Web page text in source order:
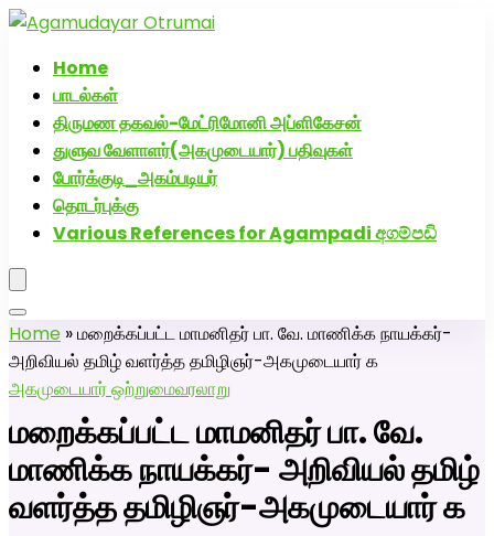
Home
பாடல்கள்
திருமண தகவல்-மேட்ரிமோனி அப்ளிகேசன்
துளுவ வேளாளர்(அகமுடையார்) பதிவுகள்
போர்க்குடி_அகம்படியர்
தொடர்புக்கு
Various References for Agampadi අගම්පඩි
Home »மறைக்கப்பட்ட மாமனிதர் பா. வே. மாணிக்க நாயக்கர்-
அறிவியல் தமிழ் வளர்த்த தமிழிஞர்-அகமுடையார் க
அகமுடையார் ஒற்றுமைவரலாறு
மறைக்கப்பட்ட மாமனிதர் பா. வே.
மாணிக்க நாயக்கர்- அறிவியல் தமிழ்
வளர்த்த தமிழிஞர்-அகமுடையார் க
அகமுடையார் திருமண வரன்களுக்கு அகமுடையார்மேட்ரி-